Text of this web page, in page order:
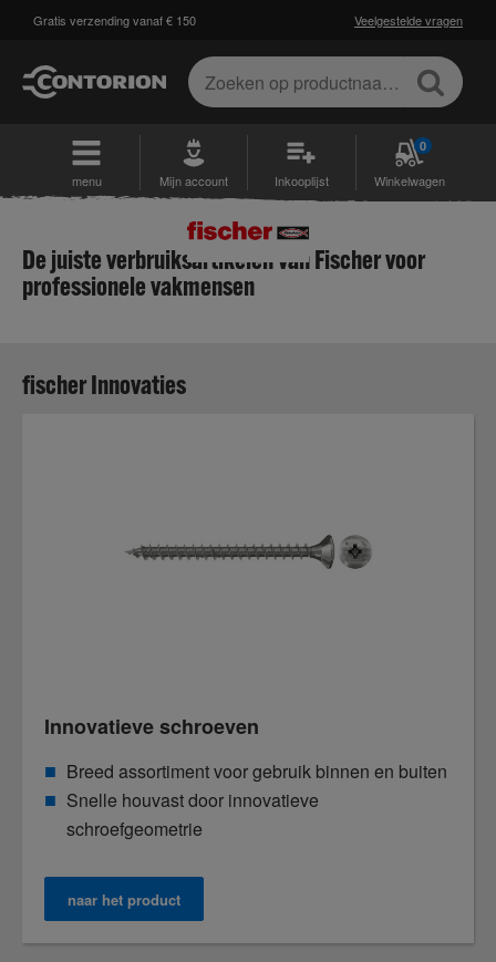
Gratis verzending vanaf € 150 Veelgestelde vragen
menu Mijn account Inkooplijst
0
Winkelwagen
De juiste verbruiksartikelen van Fischer voor
professionele vakmensen
fischer Innovaties
Innovatieve schroeven
Breed assortiment voor gebruik binnen en buiten
Snelle houvast door innovatieve
schroefgeometrie
naar het product